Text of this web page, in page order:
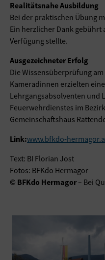
Realitätsnahe Ausbildung
Bei der praktischen Übung
Ein herzlicher Dank gebührt
Verfügung stellte.
Ausgezeichneter Erfolg
Die Wissensüberprüfung
Kameradinnen erzielten
Lehrgangsabsolventen und
Feuerwehrdienstes im
Gemeinschaftshaus
Link:www.bfkdo-
Text: BI Florian Jost
Fotos: BFKdo Hermagor
© BFKdo Hermagor– Bei